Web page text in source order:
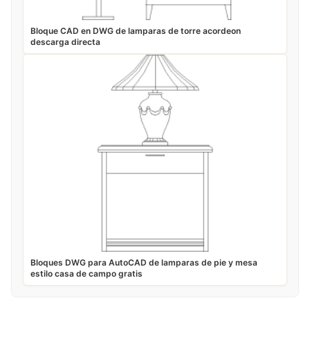
Bloque CAD en DWG de lamparas de torre acordeon
descarga directa
Bloques DWG para AutoCAD de lamparas de pie y mesa
estilo casa de campo gratis